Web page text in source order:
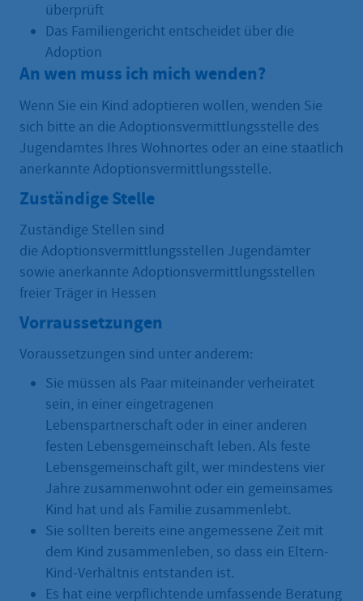
überprüft
Das Familiengericht entscheidet über die
Adoption
An wen muss ich mich wenden?
Wenn Sie ein Kind adoptieren wollen, wenden Sie
sich bitte an die Adoptionsvermittlungsstelle des
Jugendamtes Ihres Wohnortes oder an eine staatlich
anerkannte Adoptionsvermittlungsstelle.
Zuständige Stelle
Zuständige Stellen sind
die Adoptionsvermittlungsstellen Jugendämter
sowie anerkannte Adoptionsvermittlungsstellen
freier Träger in Hessen
Vorraussetzungen
Voraussetzungen sind unter anderem:
Sie müssen als Paar miteinander verheiratet
sein, in einer eingetragenen
Lebenspartnerschaft oder in einer anderen
festen Lebensgemeinschaft leben. Als feste
Lebensgemeinschaft gilt, wer mindestens vier
Jahre zusammenwohnt oder ein gemeinsames
Kind hat und als Familie zusammenlebt.
Sie sollten bereits eine angemessene Zeit mit
dem Kind zusammenleben, so dass ein Eltern-
Kind-Verhältnis entstanden ist.
Es hat eine verpflichtende umfassende Beratung